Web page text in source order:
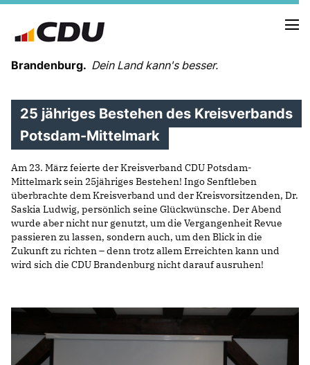
Brandenburg. Dein Land kann's besser.
MELDUNGEN
TERMINE
LANDESVORSTAND
LANDESGESCHÄFTSSTELLE
ORGANISATION
KREISVERBÄNDE
VEREINIGUNGEN UND SONDERORGANISATIONEN
LANDESFACHAUSSCHÜSSE
PARTEIGERICHT
25 jähriges Bestehen des Kreisverbands
Potsdam-Mittelmark
Am 23. März feierte der Kreisverband CDU Potsdam-
Mittelmark sein 25jähriges Bestehen! Ingo Senftleben
überbrachte dem Kreisverband und der Kreisvorsitzenden, Dr.
Saskia Ludwig, persönlich seine Glückwünsche. Der Abend
wurde aber nicht nur genutzt, um die Vergangenheit Revue
passieren zu lassen, sondern auch, um den Blick in die
Zukunft zu richten – denn trotz allem Erreichten kann und
wird sich die CDU Brandenburg nicht darauf ausruhen!